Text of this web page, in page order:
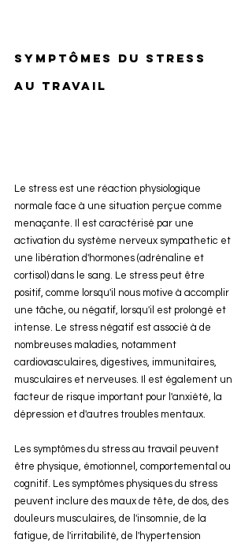
Symptômes du stress
au travail
Le stress est une réaction physiologique
normale face à une situation perçue comme
menaçante. Il est caractérisé par une
activation du système nerveux sympathetic et
une libération d'hormones (adrénaline et
cortisol) dans le sang. Le stress peut être
positif, comme lorsqu'il nous motive à accomplir
une tâche, ou négatif, lorsqu'il est prolongé et
intense. Le stress négatif est associé à de
nombreuses maladies, notamment
cardiovasculaires, digestives, immunitaires,
musculaires et nerveuses. Il est également un
facteur de risque important pour l'anxiété, la
dépression et d'autres troubles mentaux.
Les symptômes du stress au travail peuvent
être physique, émotionnel, comportemental ou
cognitif. Les symptômes physiques du stress
peuvent inclure des maux de tête, de dos, des
douleurs musculaires, de l'insomnie, de la
fatigue, de l'irritabilité, de l'hypertension